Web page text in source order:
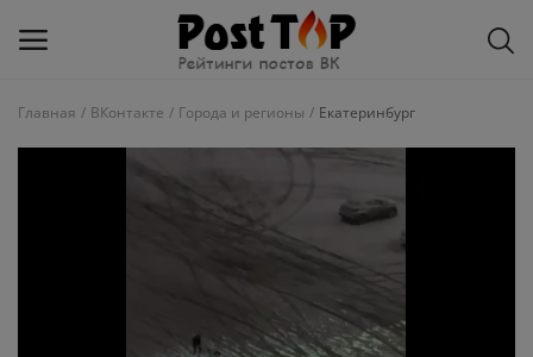
Главная ВКонтакте Города и регионы Екатеринбург